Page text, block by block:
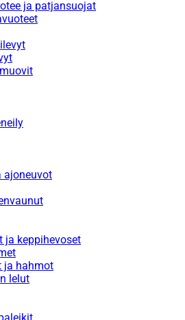
ja patjansuojat
ajoneuvot
ja keppihevoset
ja hahmot
lelut